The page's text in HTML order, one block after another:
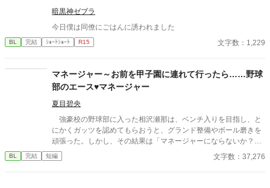
暗黒神ゼブラ
今日僕は同僚にごはんに誘われました
BL 完結 ｼｮｰﾄｼｮｰﾄ R15 文字数：1,229
マネージャー～お前を甲子園に連れて行ったら……野球
部のエース♥マネージャー
夏目碧央
強豪校の野球部に入った相沢瀬那は、ベンチ入りを目指し、と
にかくガッツを認めてもらおうと、グランド整備やボール磨きを
頑張った。しかし、その結果は「マネージャーにならないか？」
という監督からの言葉。瀬那は葛藤の末、マネージャーに転身す
る。 一方、才能溢れるピッチャーの戸田遼悠。瀬那は遼悠の才
BL 完結 短編 文字数：37,276